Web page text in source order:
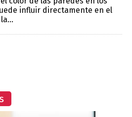
influir directamente en el